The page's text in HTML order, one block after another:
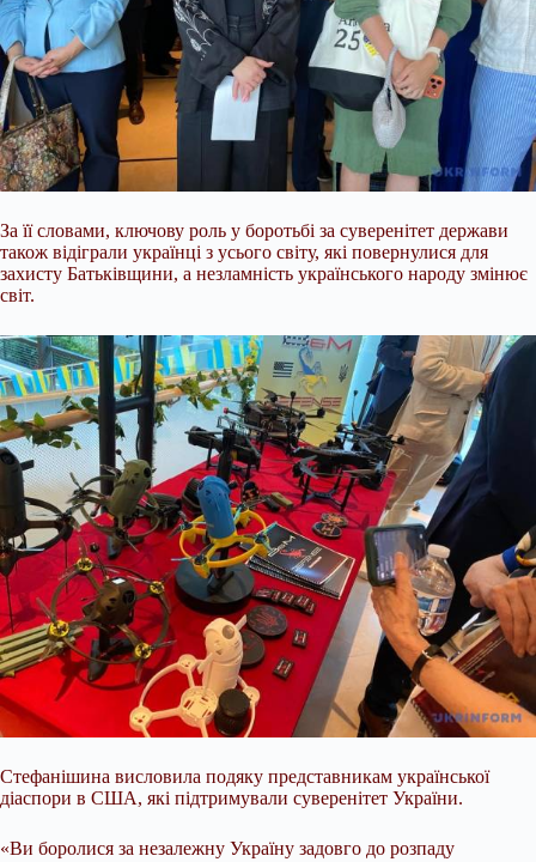
За її словами, ключову роль у боротьбі за суверенітет держави
також відіграли українці з усього світу, які повернулися для
захисту Батьківщини, а незламність українського народу змінює
світ.
Стефанішина висловила подяку представникам української
діаспори в США, які підтримували суверенітет України.
«Ви боролися за незалежну Україну задовго до розпаду